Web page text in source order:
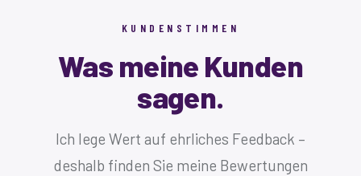
KUNDENSTIMMEN
Was meine Kunden
sagen.
Ich lege Wert auf ehrliches Feedback –
deshalb finden Sie meine Bewertungen